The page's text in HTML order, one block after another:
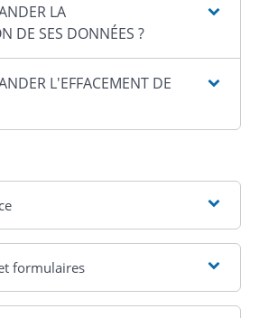
LA
DE SES DONNÉES ?
L'EFFACEMENT DE
formulaires